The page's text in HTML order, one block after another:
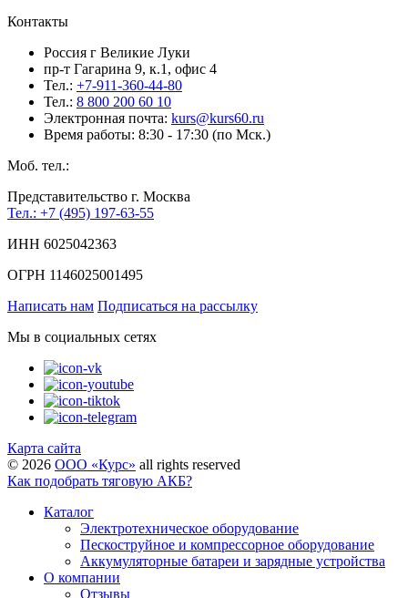
Контакты
Россия г Великие Луки
пр-т Гагарина 9, к.1, офис 4
Тел.: +7-911-360-44-80
Тел.: 8 800 200 60 10
Электронная почта: kurs@kurs60.ru
Время работы: 8:30 - 17:30 (по Мск.)
Моб. тел.:
Представительство г. Москва
Тел.: +7 (495) 197-63-55
ИНН 6025042363
ОГРН 1146025001495
Написать нам Подписаться на рассылку
Мы в социальных сетях
Карта сайта
© 2026 ООО «Курс» all rights reserved
Как подобрать тяговую АКБ?
Каталог
Электротехническое оборудование
Пескоструйное и компрессорное оборудование
Аккумуляторные батареи и зарядные устройства
О компании
Отзывы